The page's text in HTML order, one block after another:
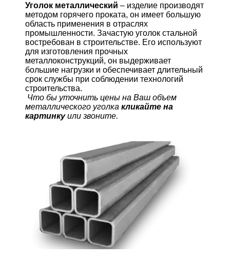
Уголок металлический – изделие производят
методом горячего проката, он имеет большую
область применения в отраслях
промышленности. Зачастую уголок стальной
востребован в строительстве. Его используют
для изготовления прочных
металлоконструкций, он выдерживает
большие нагрузки и обеспечивает длительный
срок службы при соблюдении технологий
строительства.
Что бы уточнить цены на Ваш объем
металлического уголка кликайте на
картинкуили звоните.